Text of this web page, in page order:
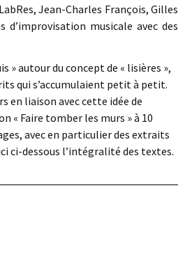
Jean-Charles François, Gilles
musicale avec des
» autour du concept de « lisières »,
qui s’accumulaient petit à petit.
en liaison avec cette idée de
« Faire tomber les murs » à 10
avec en particulier des extraits
ci-dessous l’intégralité des textes.